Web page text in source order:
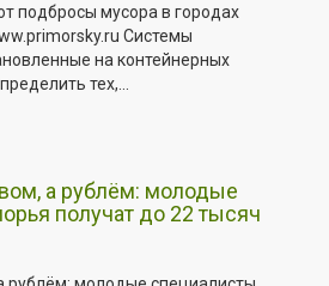
подбросы мусора в городах
Системы
на контейнерных
тех,...
а рублём: молодые
получат до 22 тысяч